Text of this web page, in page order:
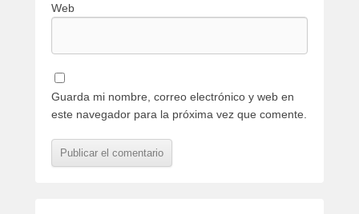
Web
Guarda mi nombre, correo electrónico y web en
este navegador para la próxima vez que comente.